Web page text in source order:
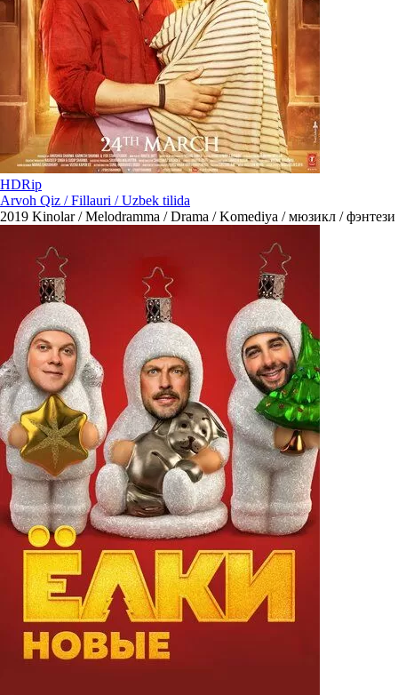
HDRip
Arvoh Qiz / Fillauri / Uzbek tilida
2019 Kinolar / Melodramma / Drama / Komediya / мюзикл / фэнтези